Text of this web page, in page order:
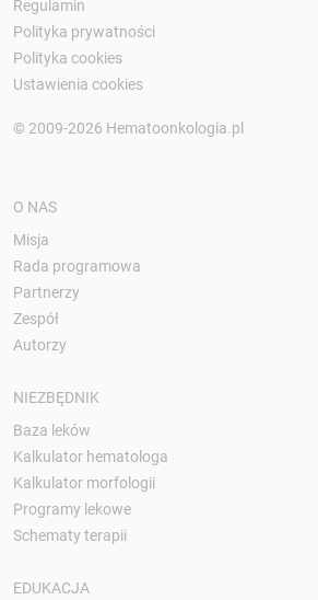
Regulamin
Polityka prywatności
Polityka cookies
Ustawienia cookies
© 2009-2026 Hematoonkologia.pl
O NAS
Misja
Rada programowa
Partnerzy
Zespół
Autorzy
NIEZBĘDNIK
Baza leków
Kalkulator hematologa
Kalkulator morfologii
Programy lekowe
Schematy terapii
EDUKACJA